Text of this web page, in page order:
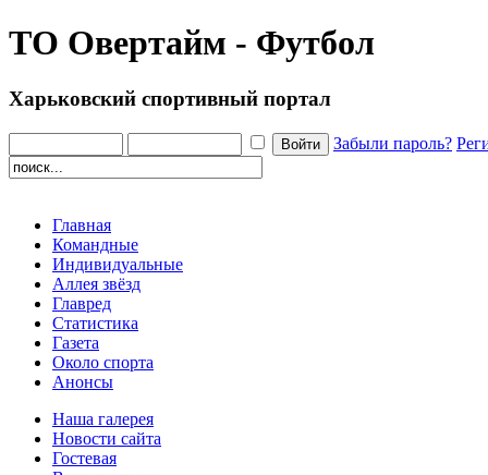
ТО Овертайм - Футбол
Харьковский спортивный портал
Забыли пароль?
Главная
Командные
Индивидуальные
Аллея звёзд
Главред
Статистика
Газета
Около спорта
Анонсы
Наша галерея
Новости сайта
Гостевая